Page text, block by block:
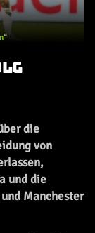
die
von
und die
Manchester